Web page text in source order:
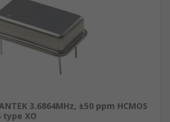
3.6864MHz, ±50 ppm HCMOS
type XO